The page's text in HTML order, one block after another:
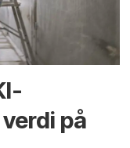
på